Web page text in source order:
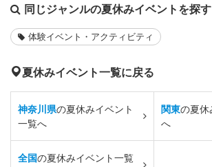
同じジャンルの夏休みイベントを探す
体験イベント・アクティビティ
夏休みイベント一覧に戻る
神奈川県の夏休みイベント
一覧へ
関東の夏休
へ
全国の夏休みイベント一覧